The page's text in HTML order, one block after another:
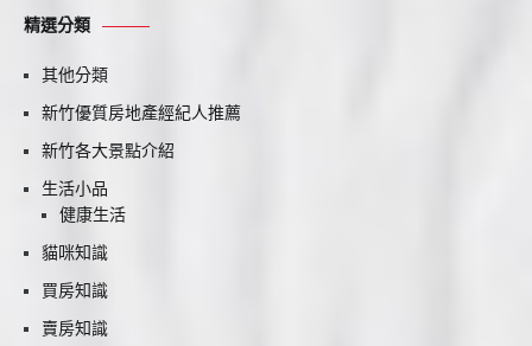
精選分類
其他分類
新竹優質房地產經紀人推薦
新竹各大景點介紹
生活小品
健康生活
貓咪知識
買房知識
賣房知識